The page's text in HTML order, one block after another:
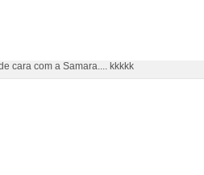
cara com a Samara.... kkkkk